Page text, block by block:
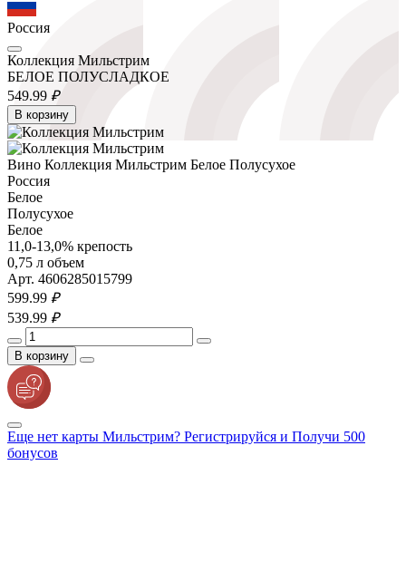
Россия
Коллекция Мильстрим
БЕЛОЕ ПОЛУСЛАДКОЕ
549.99 ₽
В корзину
Вино Коллекция Мильстрим Белое Полусухое
Россия
Белое
Полусухое
Белое
11,0-13,0% крепость
0,75 л объем
Арт. 4606285015799
599.99 ₽
539.99 ₽
В корзину
Еще нет карты Мильстрим? Регистрируйся и Получи 500
бонусов